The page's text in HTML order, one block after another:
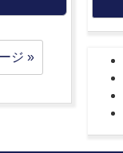
ジ »